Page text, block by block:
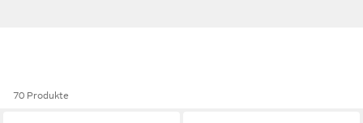
70 Produkte